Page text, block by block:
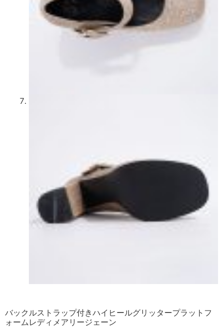
バックルストラップ付きハイヒールグリッタープラットフ
ォームレディメアリージェーン